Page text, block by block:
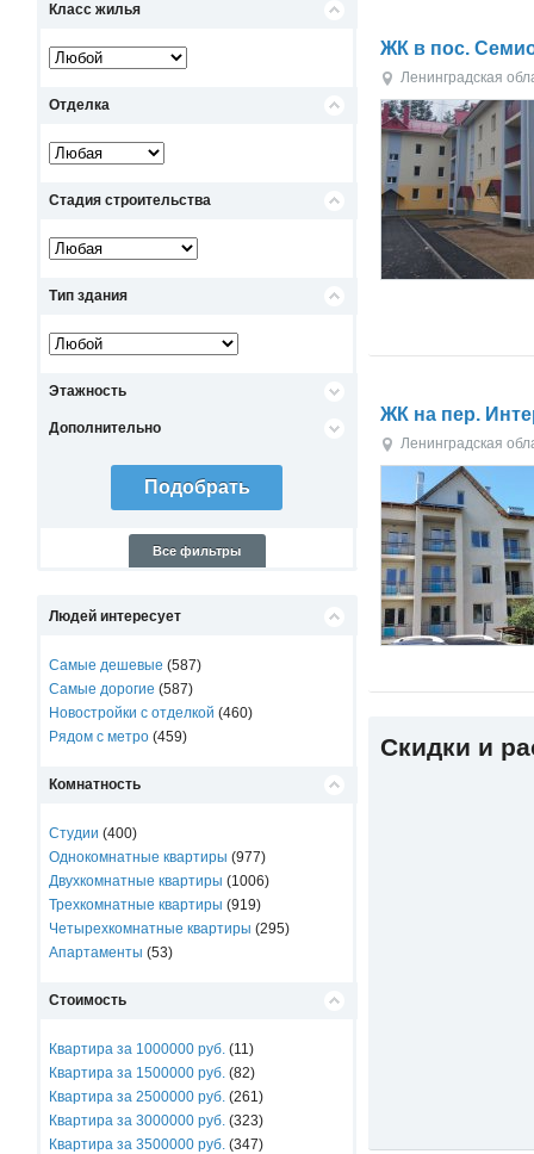
Класс жилья
Отделка
Стадия строительства
Тип здания
Этажность
Дополнительно
Все фильтры
Людей интересует
Самые дешевые (587)
Самые дорогие (587)
Новостройки с отделкой (460)
Рядом с метро (459)
Комнатность
Студии (400)
Однокомнатные квартиры (977)
Двухкомнатные квартиры (1006)
Трехкомнатные квартиры (919)
Четырехкомнатные квартиры (295)
Апартаменты (53)
Стоимость
Квартира за 1000000 руб. (11)
Квартира за 1500000 руб. (82)
Квартира за 2500000 руб. (261)
Квартира за 3000000 руб. (323)
Квартира за 3500000 руб. (347)
ЖК в пос.
Ленинградская
ЖК на пер.
Ленинградская
Скидки и